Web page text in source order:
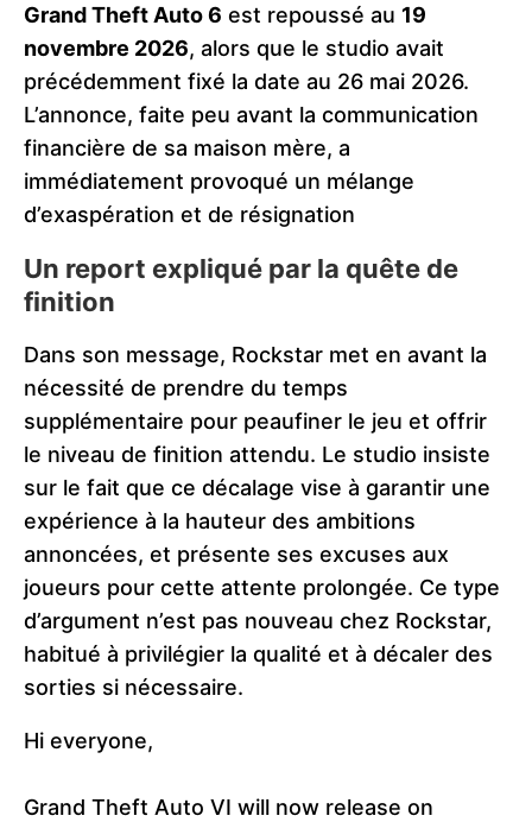
Grand Theft Auto 6 est repoussé au 19
novembre 2026, alors que le studio avait
précédemment fixé la date au 26 mai 2026.
L’annonce, faite peu avant la communication
financière de sa maison mère, a
immédiatement provoqué un mélange
d’exaspération et de résignation
Un report expliqué par la quête de
finition
Dans son message, Rockstar met en avant la
nécessité de prendre du temps
supplémentaire pour peaufiner le jeu et offrir
le niveau de finition attendu. Le studio insiste
sur le fait que ce décalage vise à garantir une
expérience à la hauteur des ambitions
annoncées, et présente ses excuses aux
joueurs pour cette attente prolongée. Ce type
d’argument n’est pas nouveau chez Rockstar,
habitué à privilégier la qualité et à décaler des
sorties si nécessaire.
Hi everyone,
Grand Theft Auto VI will now release on